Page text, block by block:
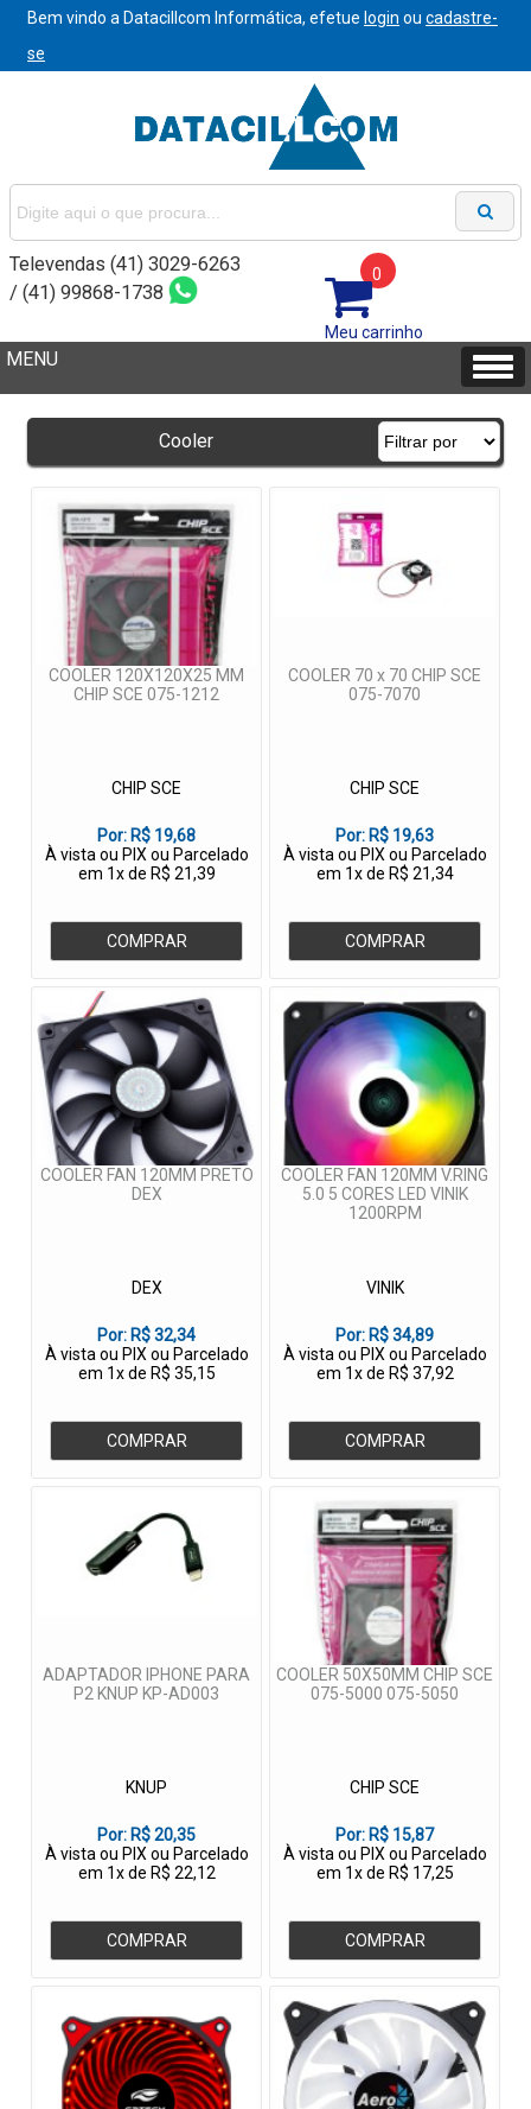
Bem vindo a Datacillcom Informática, efetue login ou cadastre-
se
Meu carrinho
0
Televendas (41) 3029-6263
/ (41) 99868-1738
Cooler
COOLER 120X120X25 MM
CHIP SCE 075-1212
CHIP SCE
Por: R$ 19,68
À vista ou PIX ou Parcelado
em 1x de R$ 21,39
COMPRAR
COOLER 70 x 70 CHIP SCE
075-7070
CHIP SCE
Por: R$ 19,63
À vista ou PIX ou Parcelado
em 1x de R$ 21,34
COMPRAR
COOLER FAN 120MM PRETO
DEX
DEX
Por: R$ 32,34
À vista ou PIX ou Parcelado
em 1x de R$ 35,15
COMPRAR
COOLER FAN 120MM V.RING
5.0 5 CORES LED VINIK
1200RPM
VINIK
Por: R$ 34,89
À vista ou PIX ou Parcelado
em 1x de R$ 37,92
COMPRAR
ADAPTADOR IPHONE PARA
P2 KNUP KP-AD003
KNUP
Por: R$ 20,35
À vista ou PIX ou Parcelado
em 1x de R$ 22,12
COMPRAR
COOLER 50X50MM CHIP SCE
075-5000 075-5050
CHIP SCE
Por: R$ 15,87
À vista ou PIX ou Parcelado
em 1x de R$ 17,25
COMPRAR